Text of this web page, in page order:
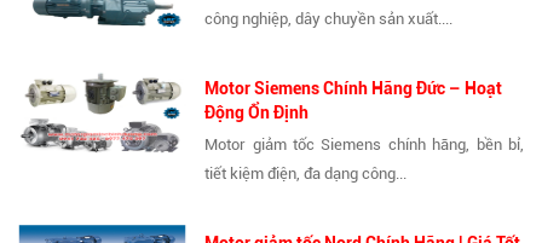
công nghiệp, dây chuyền sản xuất....
Motor Siemens Chính Hãng Đức – Hoạt
Động Ổn Định
Motor giảm tốc Siemens chính hãng, bền bỉ,
tiết kiệm điện, đa dạng công...